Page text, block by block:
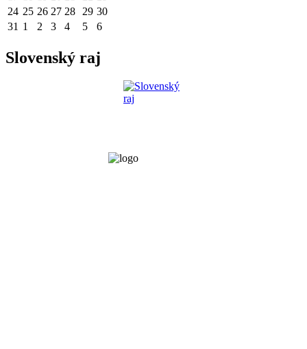
24 25 26 27 28 29 30
31 1 2 3 4 5 6
Slovenský raj